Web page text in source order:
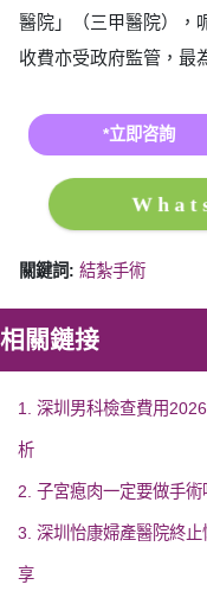
醫院」（三甲醫院），
收費亦受政府監管，最
*立即咨詢
關鍵詞: 結紮手術
相關鏈接
1. 深圳男科檢查費用
析
2. 子宮瘜肉一定要做手
3. 深圳怡康婦產醫院終
享